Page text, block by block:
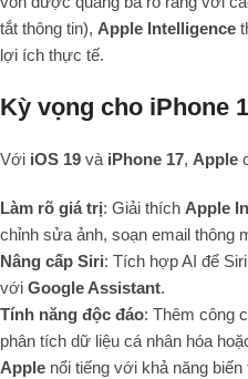
tắt thông tin), Apple Intelligence
lợi ích thực tế.
Kỳ vọng cho iPhone
Với iOS 19 và iPhone 17, Apple
Làm rõ giá trị: Giải thích Apple
chỉnh sửa ảnh, soạn email thông
Nâng cấp Siri: Tích hợp AI để
với Google Assistant.
Tính năng độc đáo: Thêm công
phân tích dữ liệu cá nhân hóa
Apple nổi tiếng với khả năng